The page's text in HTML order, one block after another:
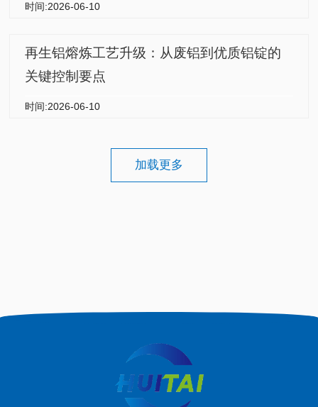
时间:2026-06-10
再生铝熔炼工艺升级：从废铝到优质铝锭的
关键控制要点
时间:2026-06-10
加载更多